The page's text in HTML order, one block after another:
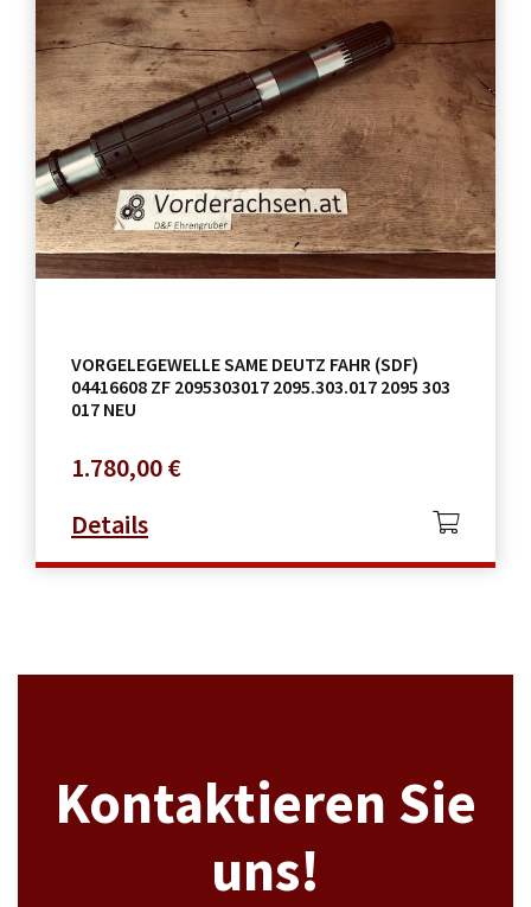
VORGELEGEWELLE SAME DEUTZ FAHR (SDF)
04416608 ZF 2095303017 2095.303.017 2095 303
017 NEU
1.780,00€
Details
Kontaktieren Sie
uns!